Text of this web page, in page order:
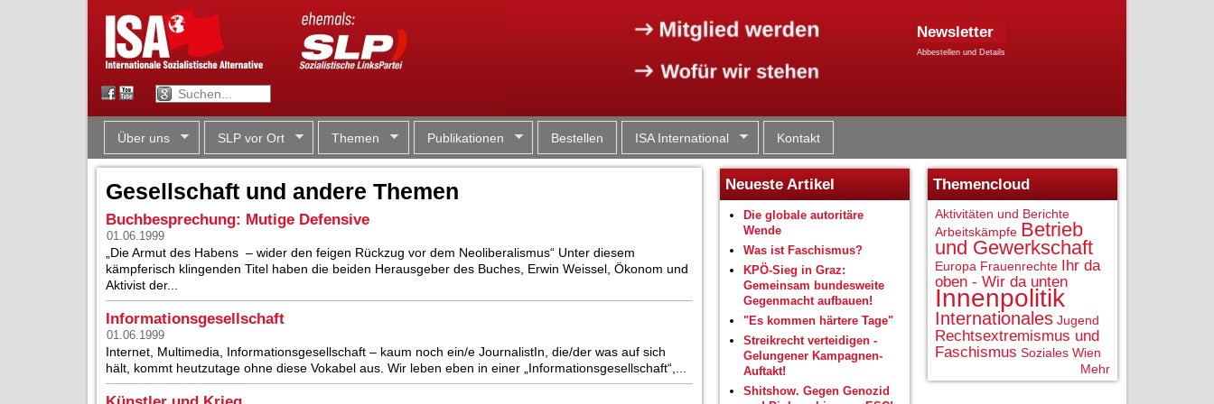
Newsletter
Abbestellen und Details
Über uns SLP vor Ort Themen Publikationen Bestellen ISA International Kontakt
Gesellschaft und andere Themen
Buchbesprechung: Mutige Defensive
01.06.1999
„Die Armut des Habens – wider den feigen Rückzug vor dem Neoliberalismus“ Unter diesem
kämpferisch klingenden Titel haben die beiden Herausgeber des Buches, Erwin Weissel, Ökonom und
Aktivist der...
Informationsgesellschaft
01.06.1999
Internet, Multimedia, Informationsgesellschaft – kaum noch ein/e JournalistIn, die/der was auf sich
hält, kommt heutzutage ohne diese Vokabel aus. Wir leben eben in einer „Informationsgesellschaft“,...
Neueste Artikel
Die globale autoritäre
Wende
Was ist Faschismus?
KPÖ-Sieg in Graz:
Gemeinsam bundesweite
Gegenmacht aufbauen!
"Es kommen härtere Tage"
Streikrecht verteidigen -
Gelungener Kampagnen-
Auftakt!
Shitshow. Gegen Genozid
Themencloud
Aktivitäten und Berichte
Arbeitskämpfe Betrieb
und Gewerkschaft
Europa Frauenrechte Ihr da
oben - Wir da unten
Innenpolitik
Internationales Jugend
Rechtsextremismus und
Faschismus Soziales Wien
Mehr